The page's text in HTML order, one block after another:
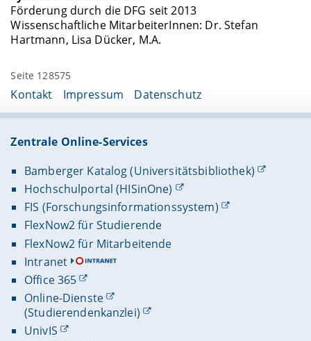
Förderung durch die DFG seit 2013
Wissenschaftliche MitarbeiterInnen: Dr. Stefan
Hartmann, Lisa Dücker, M.A.
Seite 128575
Kontakt Impressum Datenschutz
Zentrale Online-Services
Bamberger Katalog (Universitätsbibliothek)
Hochschulportal (HISinOne)
FIS (Forschungsinformationssystem)
FlexNow2 für Studierende
FlexNow2 für Mitarbeitende
Intranet
Office 365
Online-Dienste
(Studierendenkanzlei)
UnivIS